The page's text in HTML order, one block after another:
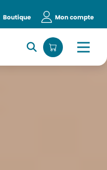
Boutique Mon compte